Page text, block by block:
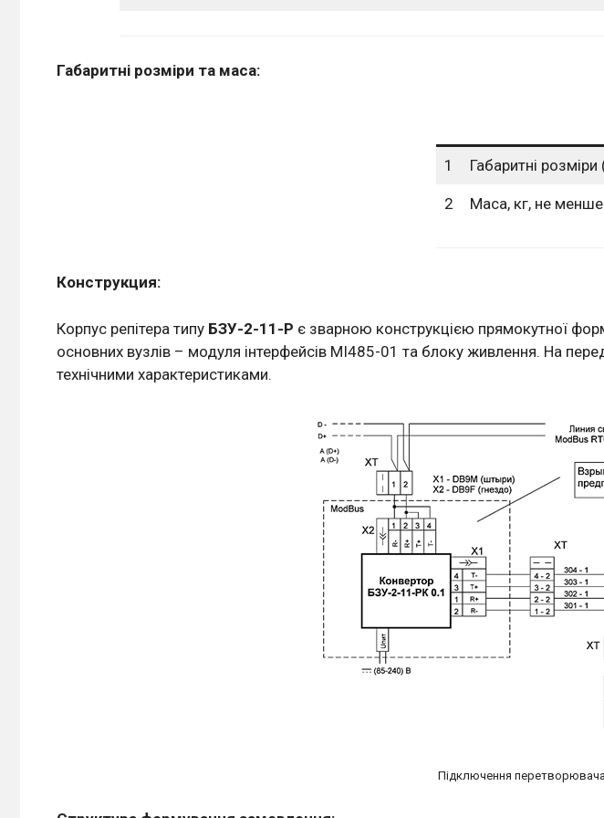
Габаритні розміри та маса:
1 Габаритні
2 Маса, кг, не менше
Конструкция:
Корпус репітера типу БЗУ-2-11-Р є зварною конструкцією прямокутної
основних вузлів – модуля інтерфейсів МІ485-01 та блоку живлення. На
технічними характеристиками.
Підключення